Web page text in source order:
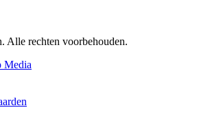
rechten voorbehouden.
Media